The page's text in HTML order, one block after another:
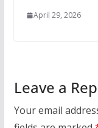
April 29, 2026
Leave a
Your email